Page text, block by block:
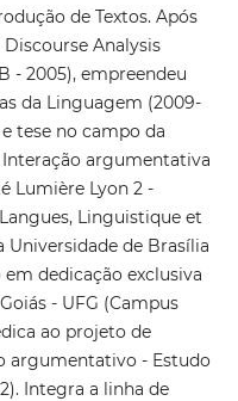
de Textos. Após
Analysis
- 2005), empreendeu
da Linguagem (2009-
tese no campo da
argumentativa
Lumière Lyon 2 -
Linguistique et
de Brasília
dedicação exclusiva
- UFG (Campus
ao projeto de
argumentativo - Estudo
Integra a linha de